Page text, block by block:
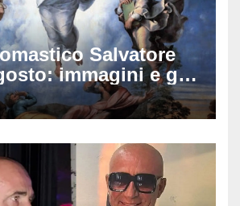
Salvatore
immagini e gif
da condividere